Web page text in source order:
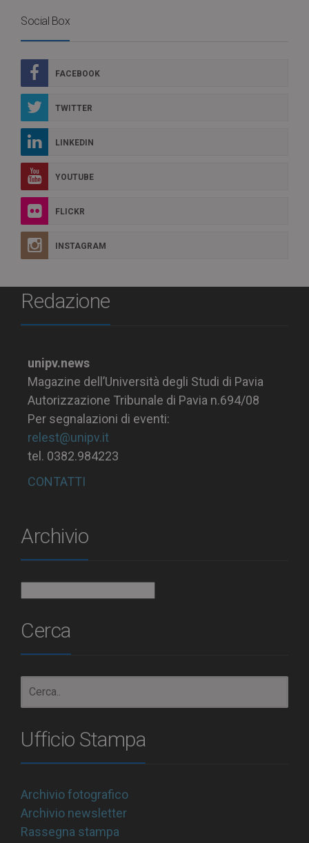
Social Box
FACEBOOK
TWITTER
LINKEDIN
YOUTUBE
FLICKR
INSTAGRAM
Redazione
unipv.news
Magazine dell’Università degli Studi di Pavia
Autorizzazione Tribunale di Pavia n.694/08
Per segnalazioni di eventi:
relest@unipv.it
tel. 0382.984223
CONTATTI
Archivio
Cerca
Ufficio Stampa
Archivio fotografico
Archivio newsletter
Rassegna stampa